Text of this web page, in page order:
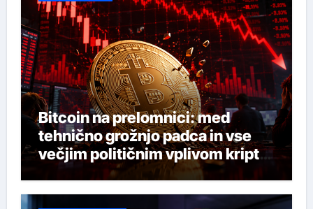
Bitcoin na prelomnici: med
tehnično grožnjo padca in vse
večjim političnim vplivom kripto
industrije